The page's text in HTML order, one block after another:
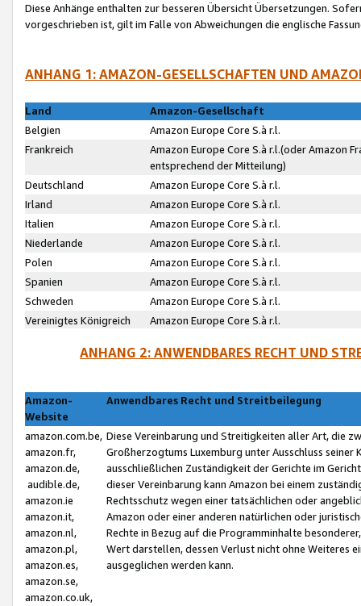
Diese Anhänge enthalten zur besseren Übersicht Übersetzungen.
vorgeschrieben ist, gilt im Falle von Abweichungen die englische
ANHANG 1: AMAZON-GESELLSCHAFTEN UND
Land
Amazon-Gesellschaft
Belgien
Amazon Europe Core S.à r.l.
Frankreich
Amazon Europe Core S.à r.l.(oder Amazon
entsprechend der Mitteilung)
Deutschland
Amazon Europe Core S.à r.l.
Irland
Amazon Europe Core S.à r.l.
Italien
Amazon Europe Core S.à r.l.
Niederlande
Amazon Europe Core S.à r.l.
Polen
Amazon Europe Core S.à r.l.
Spanien
Amazon Europe Core S.à r.l.
Schweden
Amazon Europe Core S.à r.l.
Vereinigtes Königreich
Amazon Europe Core S.à r.l.
ANHANG 2: ANWENDBARES RECHT UND
Amazon-
Website
Anwendbares Recht und Streitbeilegung
amazon.com.be,
amazon.fr,
amazon.de,
audible.de,
amazon.ie
amazon.it,
amazon.nl,
amazon.pl,
amazon.es,
amazon.se,
amazon.co.uk,
Diese Vereinbarung und Streitigkeiten aller Art, die
Großherzogtums Luxemburg unter Ausschluss
ausschließlichen Zuständigkeit der Gerichte im
dieser Vereinbarung kann Amazon bei einem
Rechtsschutz wegen einer tatsächlichen oder
Amazon oder einer anderen natürlichen oder
Rechte in Bezug auf die Programminhalte
Wert darstellen, dessen Verlust nicht ohne Weiteres
ausgeglichen werden kann.